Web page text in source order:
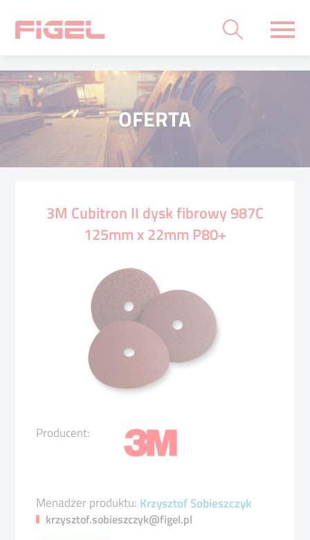
OFERTA
3M Cubitron II dysk fibrowy 987C
125mm x 22mm P80+
Producent:
Menadżer produktu: Krzysztof Sobieszczyk
krzysztof.sobieszczyk@figel.pl